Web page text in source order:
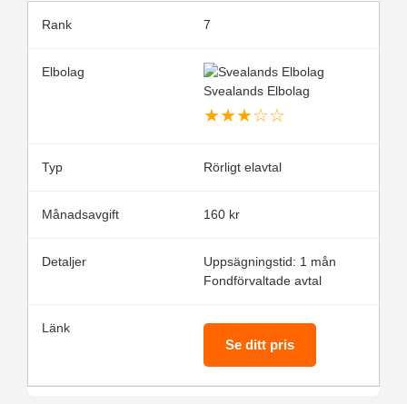
7
Svealands Elbolag
★★★☆☆
Rörligt elavtal
160 kr
Uppsägningstid: 1 mån
Fondförvaltade avtal
Se ditt pris